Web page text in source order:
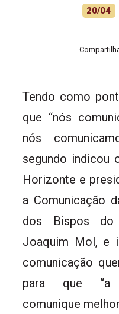
20/04
Tendo como
que “nós
nós
segundo indicou
Horizonte e
a Comunicação
dos Bispos do
Joaquim Mol, e
comunicação
para que “a
comunique